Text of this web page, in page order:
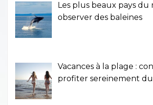
Les plus beaux pays
observer des baleines
Vacances à la plage :
profiter sereinement du